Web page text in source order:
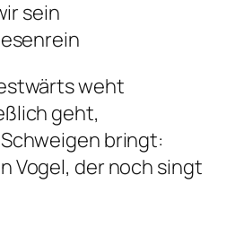
sein
weht
geht,
bringt:
Vogel, der noch singt